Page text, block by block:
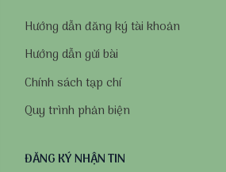
Hướng dẫn đăng ký tài khoản
Hướng dẫn gửi bài
Chính sách tạp chí
Quy trình phản biện
ĐĂNG KÝ NHẬN TIN